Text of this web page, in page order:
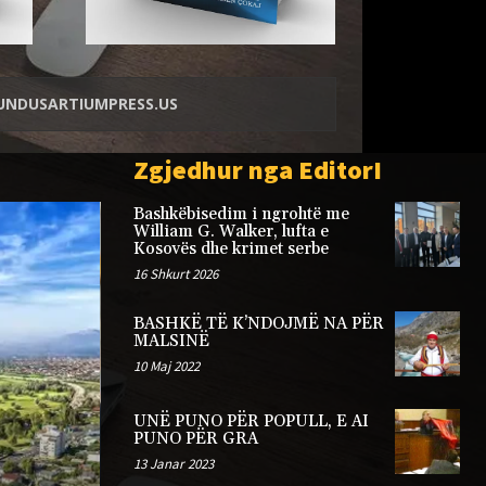
ARTIKUJ
Deliri i madhështisë së disa
Zgjedhur nga EditorI
Bashkëbisedim i ngrohtë me
William G. Walker, lufta e
Kosovës dhe krimet serbe
16 Shkurt 2026
BASHKË TË K’NDOJMË NA PËR
MALSINË
10 Maj 2022
UNË PUNO PËR POPULL, E AI
PUNO PËR GRA
13 Janar 2023